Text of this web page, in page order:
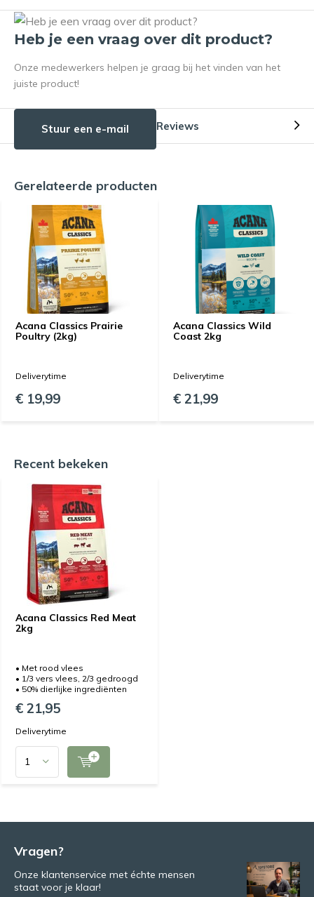
Heb je een vraag over dit product?
Onze medewerkers helpen je graag bij het vinden van het
juiste product!
Stuur een e-mail Reviews
Gerelateerde producten
Acana Classics Prairie
Poultry (2kg)
Deliverytime
€ 19,99
Acana Classics Wild
Coast 2kg
Deliverytime
€ 21,99
Recent bekeken
Acana Classics Red Meat
2kg
• Met rood vlees
• 1/3 vers vlees, 2/3 gedroogd
• 50% dierlijke ingrediënten
€ 21,95
Deliverytime
Vragen?
Onze klantenservice met échte mensen
staat voor je klaar!